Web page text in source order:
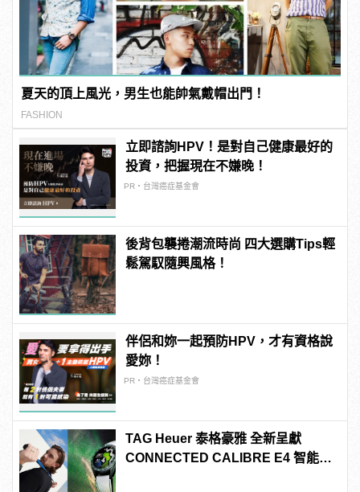
夏天的頂上風光，男生也能帥氣戴帽出門！
FASHION
立即諮詢HPV！是對自己健康最好的
投資，把握現在不嫌晚！
PR・台灣癌症基金會
後背包襲捲潮流時尚 四大選購Tips輕
鬆駕馭隨興風格！
伴侶和妳一起預防HPV，才有資格說
愛妳！
PR・台灣癌症基金會
TAG Heuer 泰格豪雅 全新呈獻
CONNECTED CALIBRE E4 智能腕